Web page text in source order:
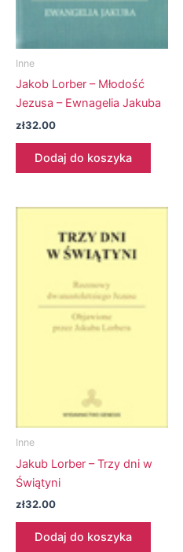
Inne
Jakob Lorber – Młodość
Jezusa – Ewnagelia Jakuba
zł32.00
Dodaj do koszyka
Inne
Jakub Lorber – Trzy dni w
Świątyni
zł32.00
Dodaj do koszyka